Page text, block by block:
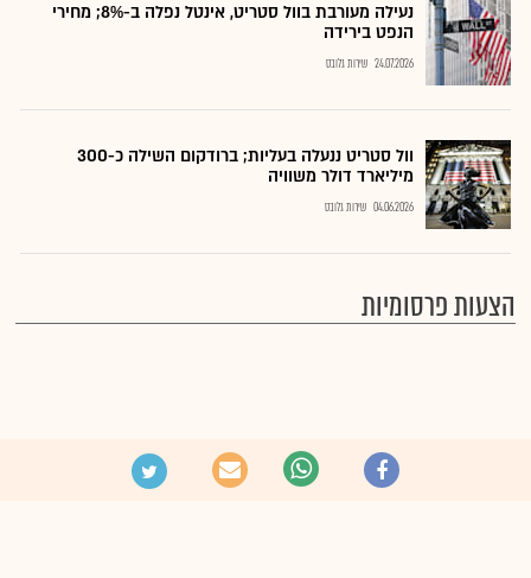
נעילה מעורבת בוול סטריט, אינטל נפלה ב-8%; מחירי
הנפט בירידה
24.07.2026 שירות גלובס
וול סטריט ננעלה בעליות; ברודקום השילה כ-300
מיליארד דולר משוויה
04.06.2026 שירות גלובס
הצעות פרסומיות